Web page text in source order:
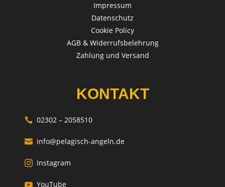
Impressum
Datenschutz
Cookie Policy
AGB & Widerrufsbelehrung
Zahlung und Versand
KONTAKT
 02302 – 2058510
 info@pelagisch-angeln.de
 Instagram
 YouTube